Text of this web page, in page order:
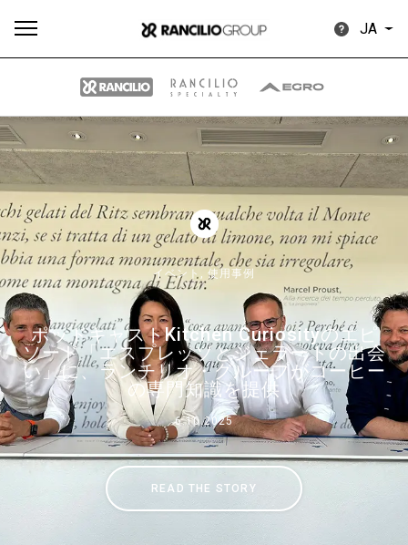
JA
イベント, 使用事例
ポッドキャストKitchen Curiosityのエピ
ソード「エスプレッソとジェラートの出会
い」に、ランチリオ・グループがコーヒー
の専門知識を提供
6.10.2025
READ THE STORY
べ
て
ニュ
ース
ダウン
ロード
もっ
と見
る
Our brands
グループ
ニュース
歴史